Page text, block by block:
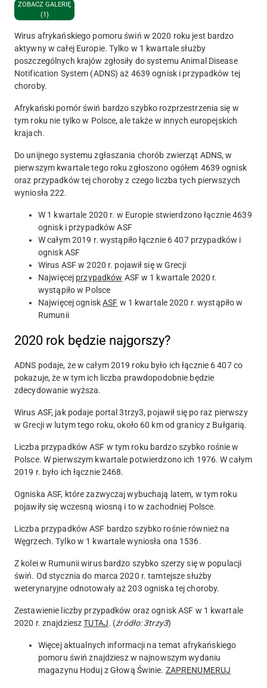
ZOBACZ GALERIĘ
(1)
Wirus afrykańskiego pomoru świń w 2020 roku jest bardzo
aktywny w całej Europie. Tylko w 1 kwartale służby
poszczególnych krajów zgłosiły do systemuAnimal Disease
Notification System (ADNS) aż 4639 ognisk i przypadków tej
choroby.
Afrykański pomór świń bardzo szybko rozprzestrzenia się w
tym roku nie tylko w Polsce, ale także w innych europejskich
krajach.
Do unijnego systemu zgłaszania chorób zwierząt ADNS, w
pierwszym kwartale tego roku zgłoszono ogółem 4639 ognisk
oraz przypadków tej choroby z czego liczba tych pierwszych
wyniosła 222.
W 1 kwartale 2020 r. w Europie stwierdzono łącznie4639
ognisk i przypadków ASF
W całym 2019 r. wystąpiło łącznie 6 407 przypadków i
ognisk ASF
Wirus ASF w 2020 r. pojawił się w Grecji
Najwięcej przypadków ASF w 1 kwartale 2020 r.
wystąpiło w Polsce
Najwięcej ogniskASF w 1 kwartale 2020 r. wystąpiło w
Rumunii
2020 rok będzie najgorszy?
ADNS podaje, że w całym 2019 roku było ich łącznie 6 407 co
pokazuje, że w tym ich liczba prawdopodobnie będzie
zdecydowanie wyższa.
Wirus ASF, jak podaje portal 3trzy3, pojawił się po raz pierwszy
w Grecji w lutym tego roku, około 60 km od granicy z Bułgarią.
Liczba przypadków ASF w tym roku bardzo szybko rośnie w
Polsce. W pierwszym kwartale potwierdzono ich 1976. W całym
2019 r. było ich łącznie 2468.
Ogniska ASF, które zazwyczaj wybuchają latem, w tym roku
pojawiły się wczesną wiosną i to w zachodniej Polsce.
Liczba przypadków ASF bardzo szybko rośnie również na
Węgrzech. Tylko w 1 kwartale wyniosła ona 1536.
Z kolei w Rumunii wirus bardzo szybko szerzy się w populacji
świń. Od stycznia do marca 2020 r. tamtejsze służby
weterynaryjne odnotowały aż 203 ogniska tej choroby.
Zestawienie liczby przypadków oraz ognisk ASF w 1 kwartale
2020 r. znajdziesz TUTAJ. (źródło: 3trzy3)
Więcej aktualnych informacji na temat afrykańskiego
pomoru świń znajdziesz w najnowszym wydaniu
magazynu Hoduj z Głową Świnie. ZAPRENUMERUJ